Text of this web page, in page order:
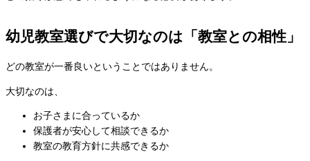
幼児教室選びで大切なのは「教室との相性」
どの教室が一番良いということではありません。
大切なのは、
お子さまに合っているか
保護者が安心して相談できるか
教室の教育方針に共感できるか